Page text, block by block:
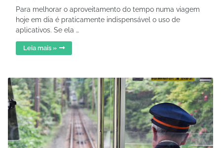
Para melhorar o aproveitamento do tempo numa viagem
hoje em dia é praticamente indispensável o uso de
aplicativos. Se ela …
Leia mais »